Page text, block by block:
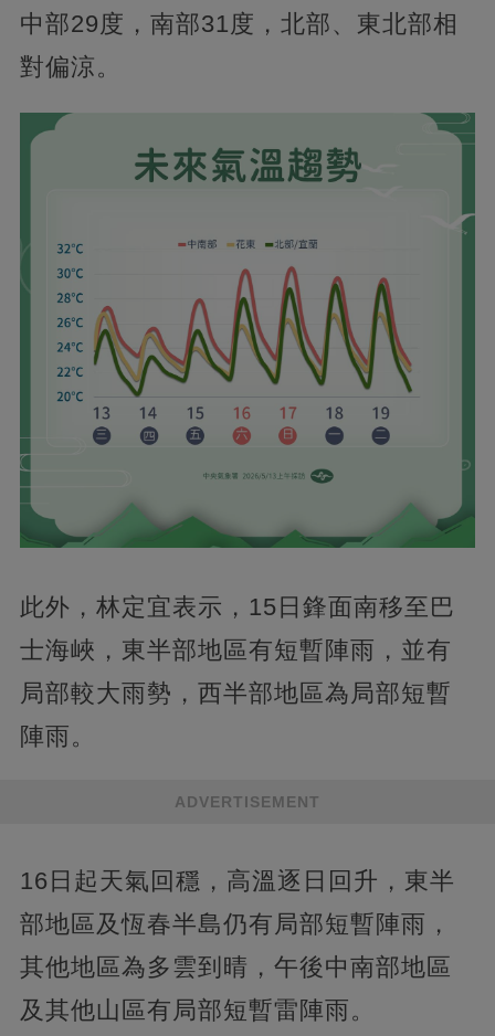
中部29度，南部31度，北部、東北部相
對偏涼。
此外，林定宜表示，15日鋒面南移至巴
士海峽，東半部地區有短暫陣雨，並有
局部較大雨勢，西半部地區為局部短暫
陣雨。
ADVERTISEMENT
16日起天氣回穩，高溫逐日回升，東半
部地區及恆春半島仍有局部短暫陣雨，
其他地區為多雲到晴，午後中南部地區
及其他山區有局部短暫雷陣雨。